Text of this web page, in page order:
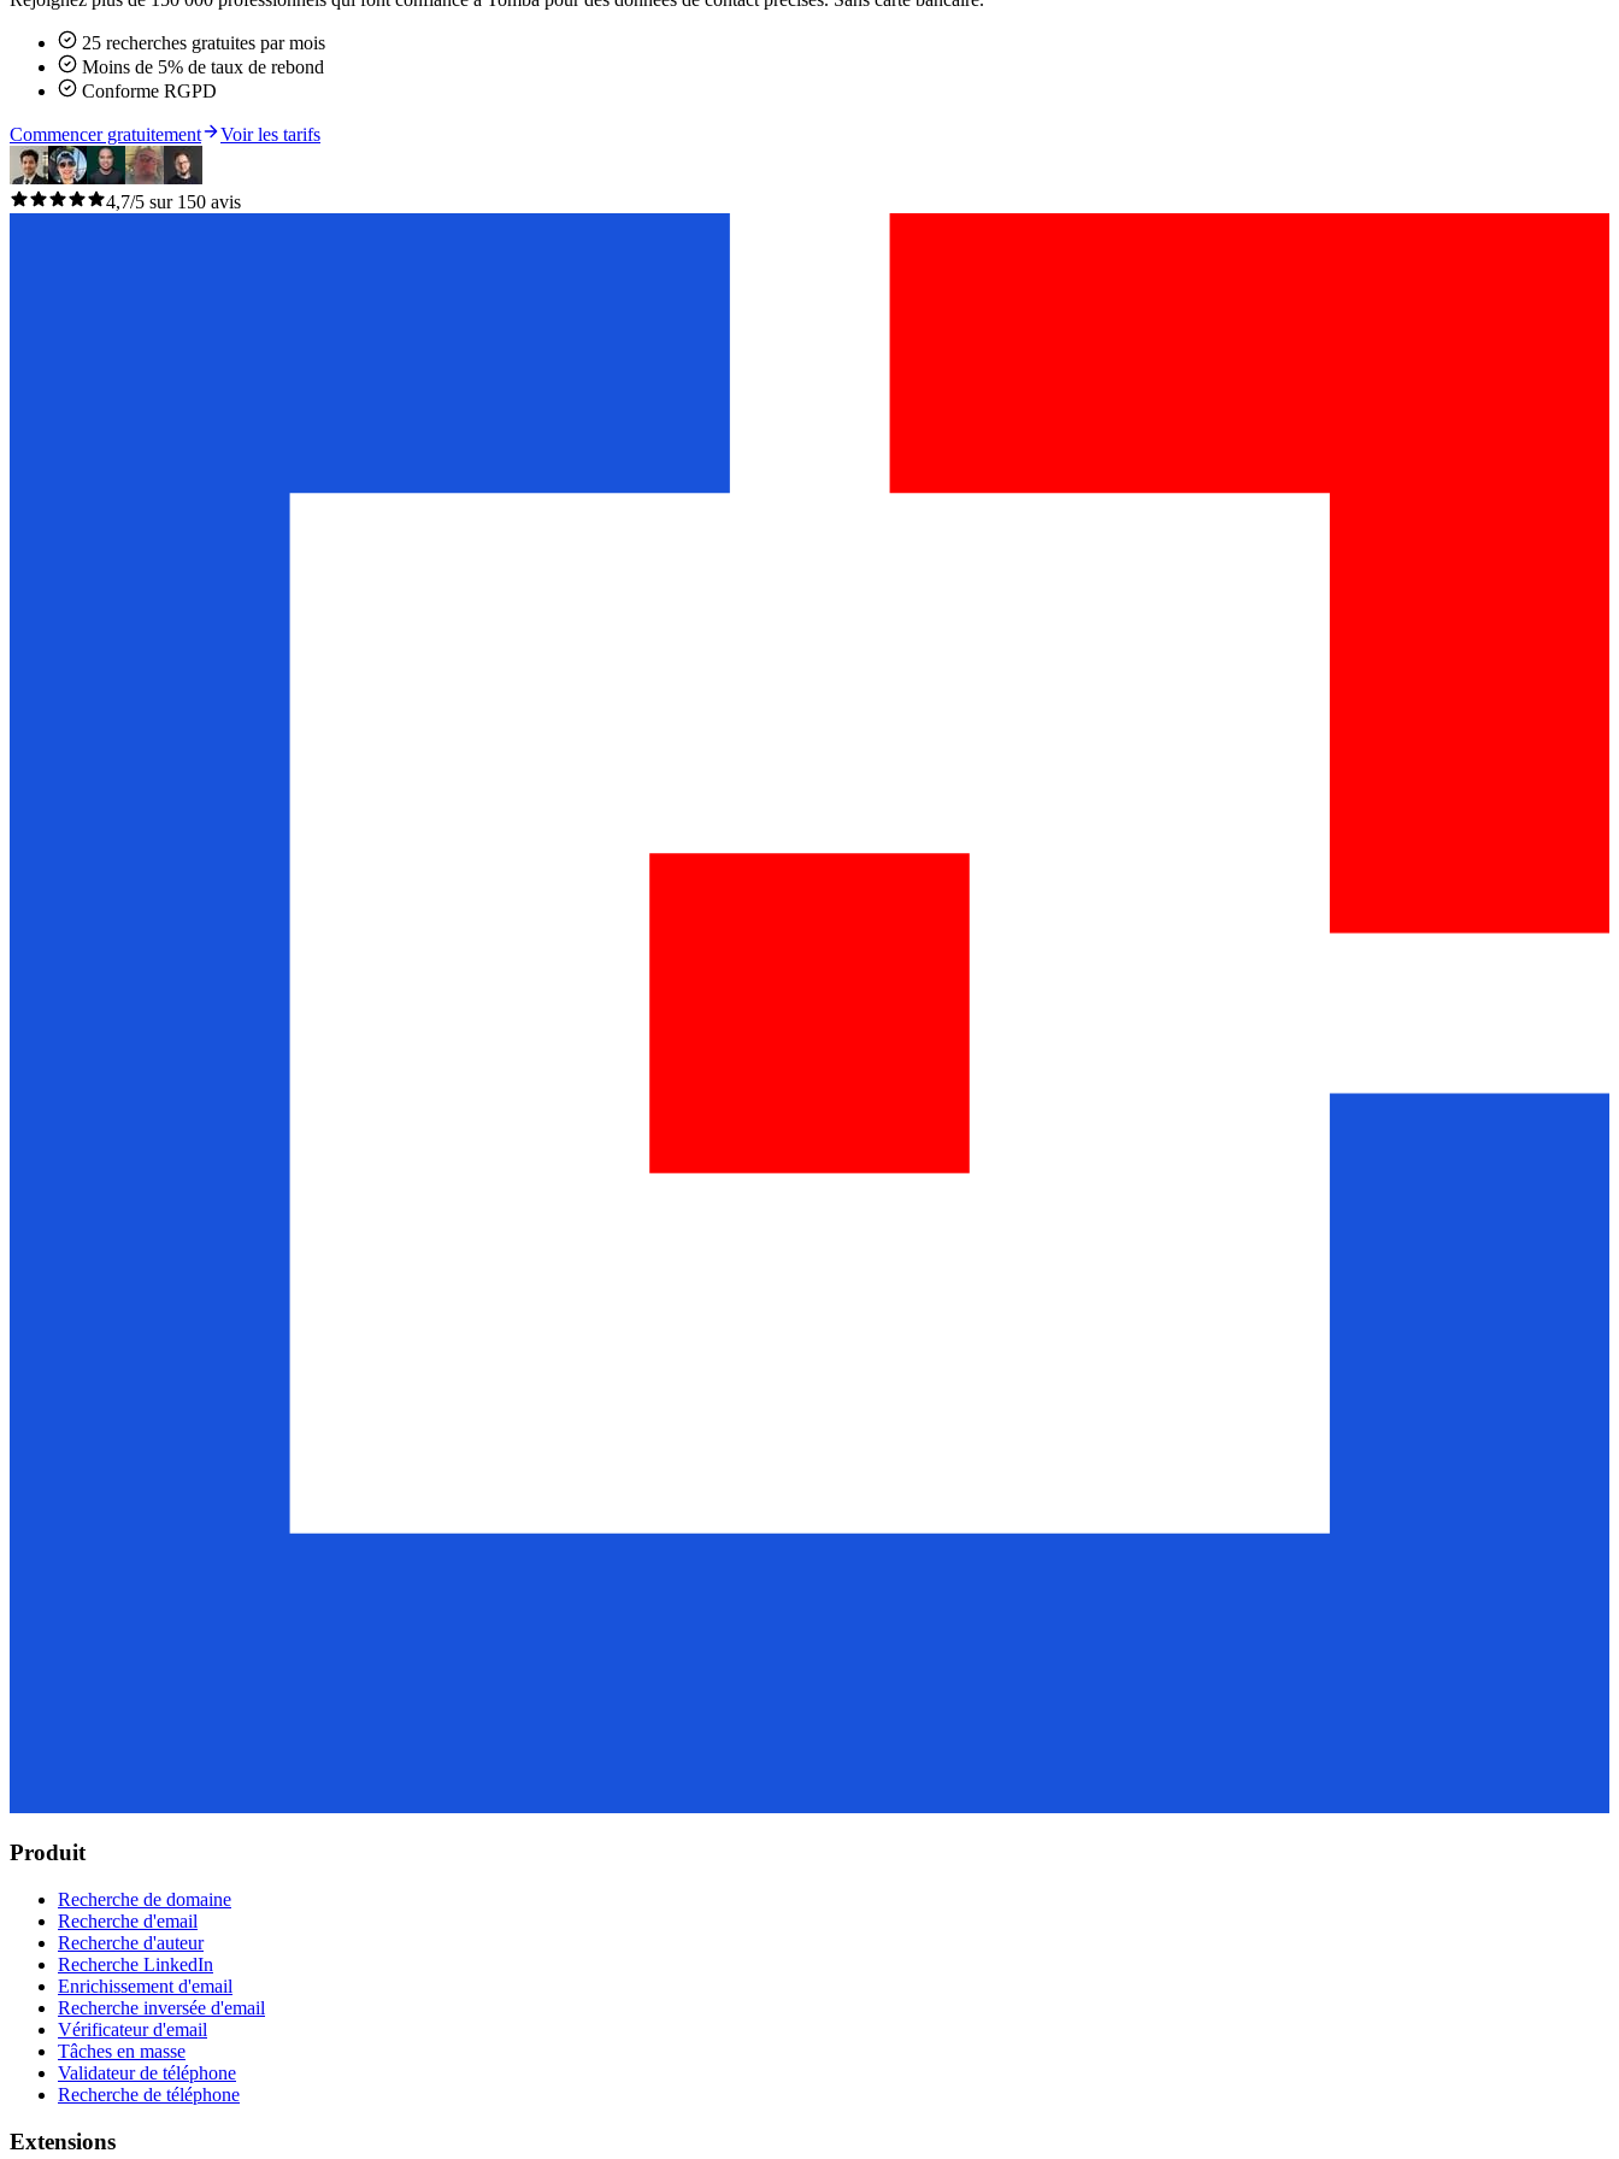
25 recherches gratuites par mois
Moins de 5% de taux de rebond
Conforme RGPD
Commencer gratuitement Voir les tarifs
4,7/5 sur 150 avis
Produit
Recherche de domaine
Recherche d'email
Recherche d'auteur
Recherche LinkedIn
Enrichissement d'email
Recherche inversée d'email
Vérificateur d'email
Tâches en masse
Validateur de téléphone
Recherche de téléphone
Extensions